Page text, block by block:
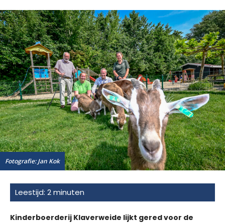
Fotografie: Jan Kok
Kinderboerderij Klaverweide lijkt gered voor de